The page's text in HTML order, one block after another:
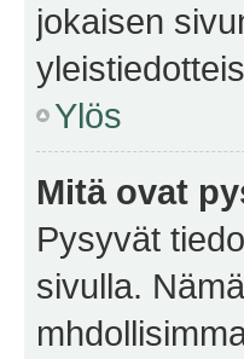
jokaisen
Ylös
Mitä ovat
Pysyvät
sivulla.